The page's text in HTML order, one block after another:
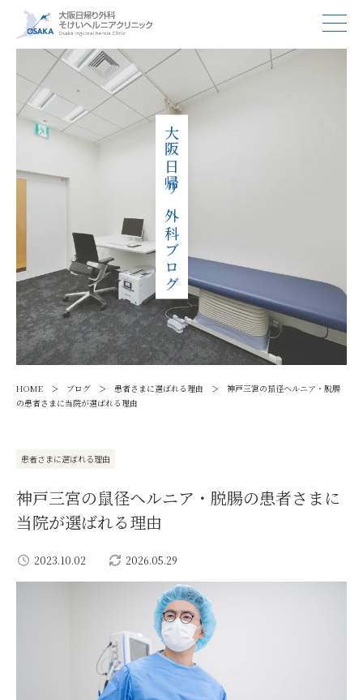
大阪日帰り外科ブログ
HOME > ブログ > 患者さまに選ばれる理由 >
神戸三宮の鼠径ヘルニア・脱腸
の患者さまに当院が選ばれる理由
患者さまに選ばれる理由
神戸三宮の鼠径ヘルニア・脱腸の患者さまに
当院が選ばれる理由
2023.10.02 2026.05.29